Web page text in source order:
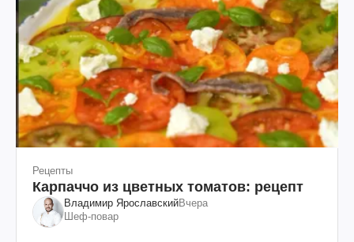
Рецепты
Карпаччо из цветных томатов: рецепт
Владимир ЯрославскийВчера
Шеф-повар